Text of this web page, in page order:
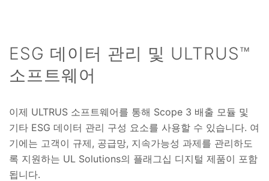
ESG 데이터 관리 및 ULTRUS™
소프트웨어
이제 ULTRUS 소프트웨어를 통해 Scope 3 배출 모듈 및
기타 ESG 데이터 관리 구성 요소를 사용할 수 있습니다. 여
기에는 고객이 규제, 공급망, 지속가능성 과제를 관리하도
록 지원하는 UL Solutions의 플래그십 디지털 제품이 포함
됩니다.